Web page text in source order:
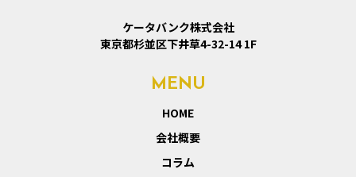
ケータバンク株式会社
東京都杉並区下井草4-32-14 1F
MENU
HOME
会社概要
コラム